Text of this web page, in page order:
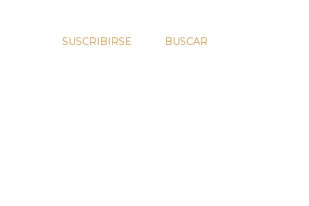
SUSCRIBIRSE BUSCAR